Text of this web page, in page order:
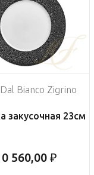
Bianco Zigrino
закусочная 23см
560,00 ₽